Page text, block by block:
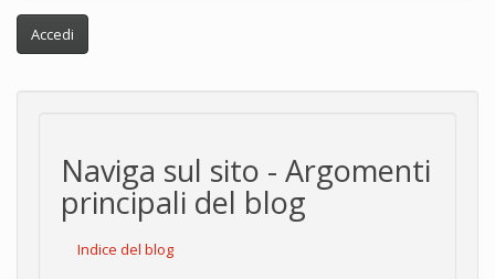
Accedi
Naviga sul sito - Argomenti
principali del blog
Indice del blog